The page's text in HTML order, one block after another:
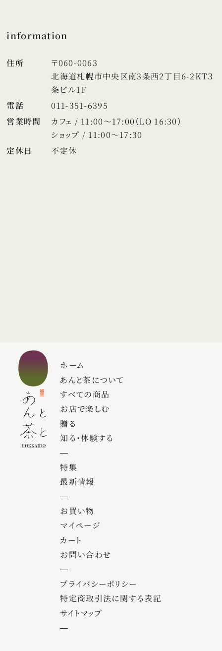
information
住所
〒060-0063
北海道札幌市中央区南3条西2丁目6-2KT３
条ビル1F
電話
011-351-6395
営業時間
カフェ / 11:00～17:00（LO 16:30）
ショップ / 11:00～17:30
定休日
不定休
ホーム
あんと茶について
すべての商品
お店で楽しむ
贈る
知る・体験する
特集
最新情報
お買い物
マイページ
カート
お問い合わせ
プライバシーポリシー
特定商取引法に関する表記
サイトマップ